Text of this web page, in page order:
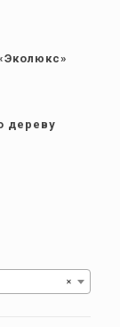
дереву
×